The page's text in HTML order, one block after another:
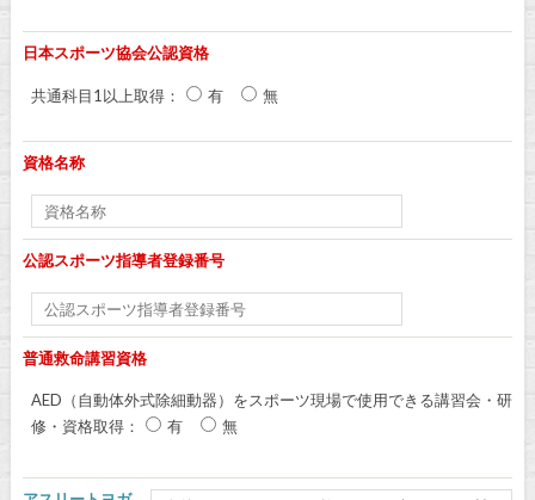
日本スポーツ協会公認資格
共通科目1以上取得： 有 無
資格名称
公認スポーツ指導者登録番号
普通救命講習資格
AED（自動体外式除細動器）をスポーツ現場で使用できる講習会・研
修・資格取得：
有 無